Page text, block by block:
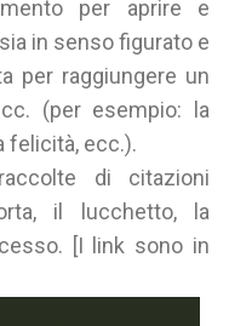
per aprire e
in senso figurato e
per raggiungere un
(per esempio: la
felicità, ecc.).
di citazioni
il lucchetto, la
[I link sono in